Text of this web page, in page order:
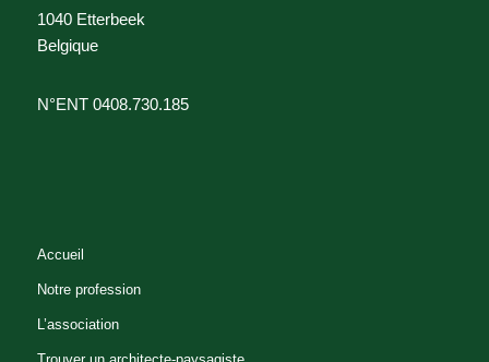
1040 Etterbeek
Belgique
N°ENT 0408.730.185
Accueil
Notre profession
L’association